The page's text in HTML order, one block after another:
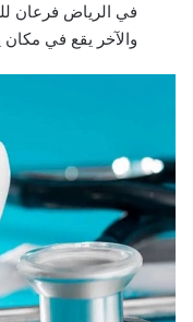
في الرياض فرعان
والآخر يقع في